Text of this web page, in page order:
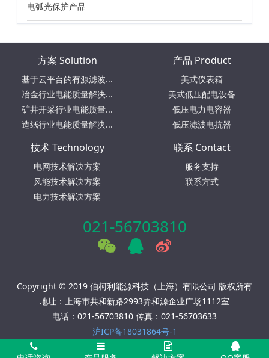
电弧光保护产品
方案 Solution
基于云平台的有源滤波...
冶金行业电能质量解决...
矿井开采行业电能质量...
造纸行业电能质量解决...
产品 Product
美式仪表箱
美式低压配电设备
低压电力电容器
低压滤波电抗器
技术 Technology
电网技术解决方案
风能技术解决方案
电力技术解决方案
联系 Contact
服务支持
联系方式
021-56703810
Copyright © 2019 伯柯利能源科技（上海）有限公司 版权所有
地址：上海市共和新路2993弄和源企业广场1112室
电话：021-56703810 传真：021-56703633
沪ICP备18031864号-1